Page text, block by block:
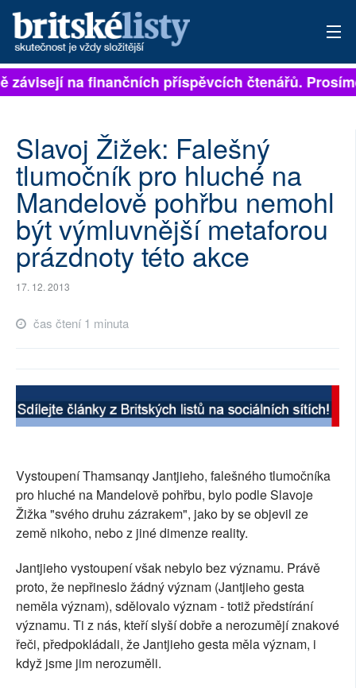
PŘIHLÁSIT
ARCHIV
ROZHOVORY
TÉMATA
NEJČTENĚJŠÍ ZA 7 DNÍ
RUBRIKY
závisejí na finančních příspěvcích čtenářů.
Slavoj Žižek: Falešný
tlumočník pro hluché na
Mandelově pohřbu nemohl
být výmluvnější metaforou
prázdnoty této akce
17. 12. 2013
čas čtení 1 minuta
Vystoupení Thamsanqy Jantjieho, falešného tlumočníka
pro hluché na Mandelově pohřbu, bylo podle Slavoje
Žižka "svého druhu zázrakem", jako by se objevil ze
země nikoho, nebo z jiné dimenze reality.
Jantjieho vystoupení však nebylo bez významu. Právě
proto, že nepřineslo žádný význam (Jantjieho gesta
neměla význam), sdělovalo význam - totiž předstírání
významu. Ti z nás, kteří slyší dobře a nerozumějí znakové
řeči, předpokládali, že Jantjieho gesta měla význam, i
když jsme jim nerozuměli.